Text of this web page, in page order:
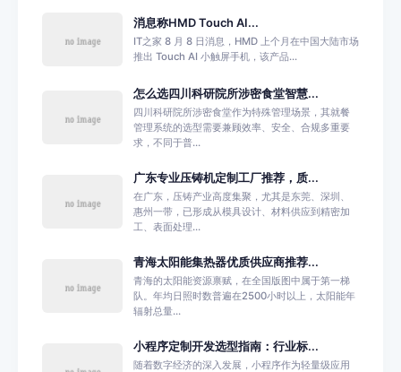
消息称HMD Touch AI...
IT之家 8 月 8 日消息，HMD 上个月在中国大陆市场
推出 Touch AI 小触屏手机，该产品...
怎么选四川科研院所涉密食堂智慧...
四川科研院所涉密食堂作为特殊管理场景，其就餐
管理系统的选型需要兼顾效率、安全、合规多重要
求，不同于普...
广东专业压铸机定制工厂推荐，质...
在广东，压铸产业高度集聚，尤其是东莞、深圳、
惠州一带，已形成从模具设计、材料供应到精密加
工、表面处理...
青海太阳能集热器优质供应商推荐...
青海的太阳能资源禀赋，在全国版图中属于第一梯
队。年均日照时数普遍在2500小时以上，太阳能年
辐射总量...
小程序定制开发选型指南：行业标...
随着数字经济的深入发展，小程序作为轻量级应用